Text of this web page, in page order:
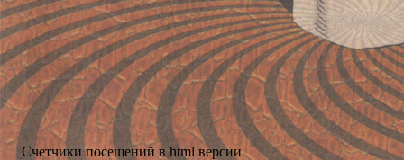
Счетчики посещений в html версии